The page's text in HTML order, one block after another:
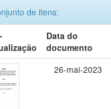
de itens:
Data do
documento
26-mai-2023